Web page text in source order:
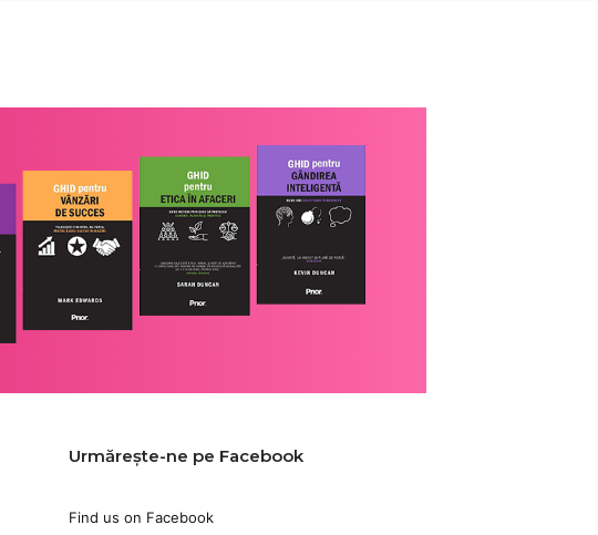
Urmărește-ne pe Facebook
Find us on Facebook